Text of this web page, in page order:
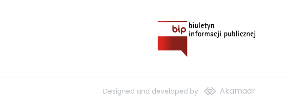
Designed and developed by Akamadr